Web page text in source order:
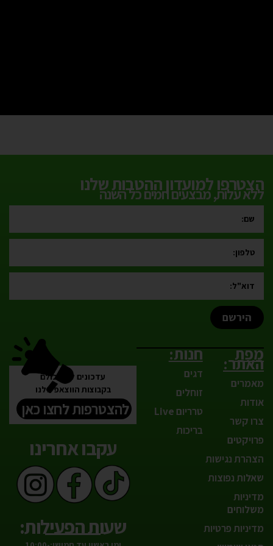
הצטרפו למועדון ההטבות שלנו
ללא עלות, מבצעים חמים כל השנה
הירשם
מפת
האתר:
מאמרים
אודות
צרו קשר
פרויקטים
הצהרת נגישות
שאלות נפוצות
מדיניות
משלוחים
מדיניות פרטיות
חנות:
דגים
זוחלים
טרריום Live
בריכות
עדכונים לפני כולם
בקבוצות הווצאפ שלנו
להצטרפות לחצו כאן
עקבו אחרינו
שעות הפעילות: